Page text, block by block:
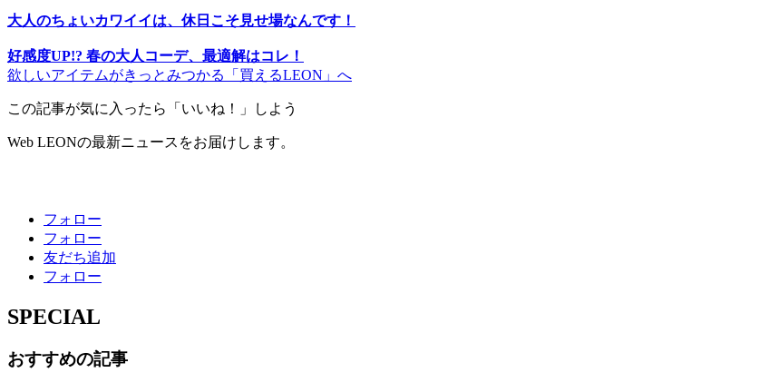
大人のちょいカワイイは、休日こそ見せ場なんです！
好感度UP!? 春の大人コーデ、最適解はコレ！
欲しいアイテムがきっとみつかる「買えるLEON」へ
この記事が気に入ったら「いいね！」しよう
Web LEONの最新ニュースをお届けします。
フォロー
フォロー
友だち追加
フォロー
SPECIAL
おすすめの記事